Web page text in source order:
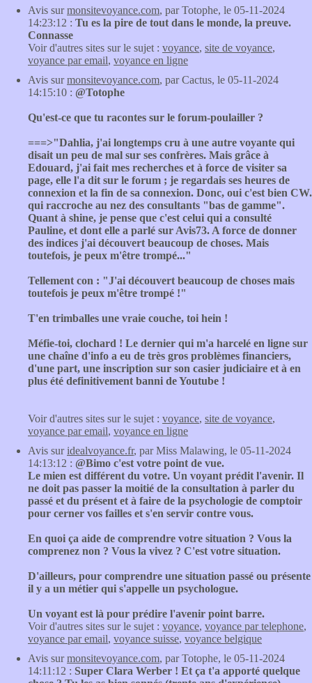
Avis surmonsitevoyance.com, par Totophe, le 05-11-2024
14:23:12 : Tu es la pire de tout dans le monde, la preuve.
Connasse
Voir d'autres sites sur le sujet : voyance, site de voyance,
voyance par email, voyance en ligne
Avis surmonsitevoyance.com, par Cactus, le 05-11-2024
14:15:10 : @Totophe
Qu'est-ce que tu racontes sur le forum-poulailler ?
===>"Dahlia, j'ai longtemps cru à une autre voyante qui
disait un peu de mal sur ses confrères. Mais grâce à
Edouard, j'ai fait mes recherches et à force de visiter sa
page, elle l'a dit sur le forum ; je regardais ses heures de
connexion et la fin de sa connexion. Donc, oui c'est bien CW.
qui raccroche au nez des consultants "bas de gamme".
Quant à shine, je pense que c'est celui qui a consulté
Pauline, et dont elle a parlé sur Avis73. A force de donner
des indices j'ai découvert beaucoup de choses. Mais
toutefois, je peux m'être trompé..."
Tellement con : "J'ai découvert beaucoup de choses mais
toutefois je peux m'être trompé !"
T'en trimballes une vraie couche, toi hein !
Méfie-toi, clochard ! Le dernier qui m'a harcelé en ligne sur
une chaîne d'info a eu de très gros problèmes financiers,
d'une part, une inscription sur son casier judiciaire et à en
plus été definitivement banni de Youtube !
Voir d'autres sites sur le sujet : voyance, site de voyance,
voyance par email, voyance en ligne
Avis suridealvoyance.fr, par Miss Malawing, le 05-11-2024
14:13:12 : @Bimo c'est votre point de vue.
Le mien est différent du votre. Un voyant prédit l'avenir. Il
ne doit pas passer la moitié de la consultation à parler du
passé et du présent et à faire de la psychologie de comptoir
pour cerner vos failles et s'en servir contre vous.
En quoi ça aide de comprendre votre situation ? Vous la
comprenez non ? Vous la vivez ? C'est votre situation.
D'ailleurs, pour comprendre une situation passé ou présente
il y a un métier qui s'appelle un psychologue.
Un voyant est là pour prédire l'avenir point barre.
Voir d'autres sites sur le sujet : voyance, voyance par telephone,
voyance par email, voyance suisse, voyance belgique
Avis surmonsitevoyance.com, par Totophe, le 05-11-2024
14:11:12 : Super Clara Werber ! Et ça t'a apporté quelque